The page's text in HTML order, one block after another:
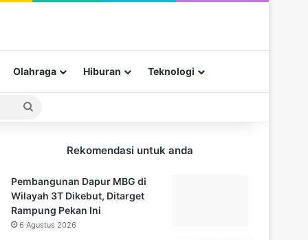
Olahraga Hiburan Teknologi
Rekomendasi untuk anda
Pembangunan Dapur MBG di
Wilayah 3T Dikebut, Ditarget
Rampung Pekan Ini
6 Agustus 2026